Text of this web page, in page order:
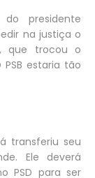
presidente
na justiça o
que trocou o
estaria tão
transferiu seu
Ele deverá
PSD para ser